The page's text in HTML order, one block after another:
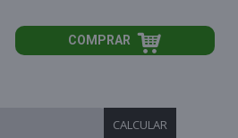
COMPRAR
CALCULAR